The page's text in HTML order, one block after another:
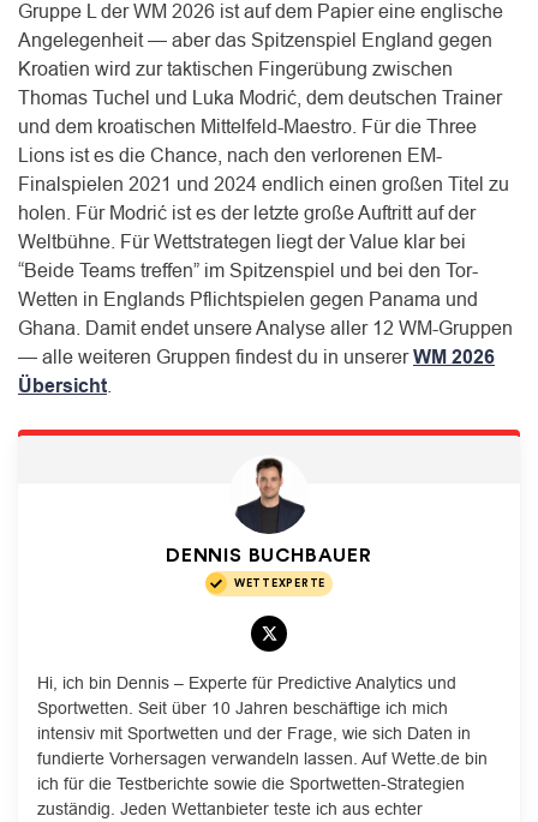
Gruppe L der WM 2026 ist auf dem Papier eine englische
Angelegenheit — aber das Spitzenspiel England gegen
Kroatien wird zur taktischen Fingerübung zwischen
Thomas Tuchel und Luka Modrić, dem deutschen Trainer
und dem kroatischen Mittelfeld-Maestro. Für die Three
Lions ist es die Chance, nach den verlorenen EM-
Finalspielen 2021 und 2024 endlich einen großen Titel zu
holen. Für Modrić ist es der letzte große Auftritt auf der
Weltbühne. Für Wettstrategen liegt der Value klar bei
“Beide Teams treffen” im Spitzenspiel und bei den Tor-
Wetten in Englands Pflichtspielen gegen Panama und
Ghana. Damit endet unsere Analyse aller 12 WM-Gruppen
— alle weiteren Gruppen findest du in unsererWM 2026
Übersicht
DENNIS BUCHBAUER
WETTEXPERTE
Hi, ich bin Dennis – Experte für Predictive Analytics und
Sportwetten. Seit über 10 Jahren beschäftige ich mich
intensiv mit Sportwetten und der Frage, wie sich Daten in
fundierte Vorhersagen verwandeln lassen. Auf Wette.de bin
ich für die Testberichte sowie die Sportwetten-Strategien
zuständig. Jeden Wettanbieter teste ich aus echter